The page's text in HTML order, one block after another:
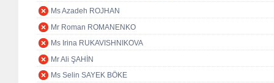
Ms Azadeh ROJHAN
Mr Roman ROMANENKO
Ms Irina RUKAVISHNIKOVA
Mr Ali ŞAHİN
Ms Selin SAYEK BÖKE